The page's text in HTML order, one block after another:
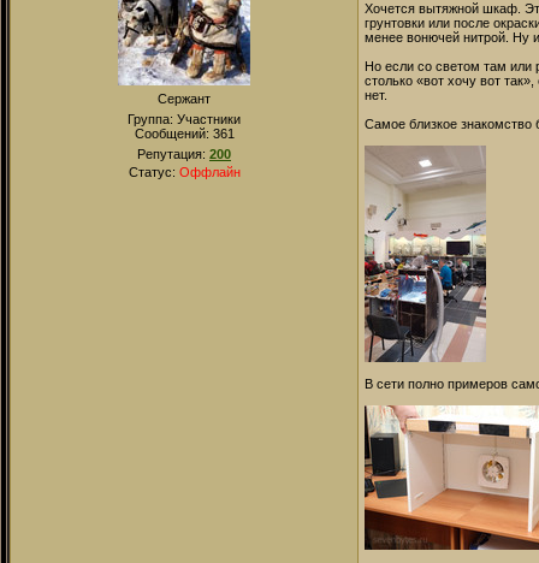
Сержант
Группа: Участники
Сообщений: 361
Репутация: 200
Статус: Оффлайн
Хочется вытяжной шкаф.
грунтовки или после
менее вонючей нитрой. Ну
Но если со светом там или
столько «вот хочу вот
нет.
Самое близкое знакомство
В сети полно примеров